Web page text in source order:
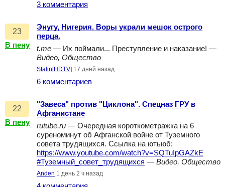
3 комментария
23
В пену
Энугу, Нигерия. Воры украли мешок острого
перца.
t.me — Их поймали... Преступление и наказание! —
Видео, Общество
Stalin[HDTV] 17 дней назад
6 комментариев
22
В пену
"Завеса" против "Циклона". Спецназ ГРУ в
Афганистане
rutube.ru — Очередная короткометражка на 6
суреноминут об Афганской войне от Туземного
совета трудящихся. Ссылка на ютьюб:
https://www.youtube.com/watch?v=SQTuIpGAZkE
#Туземный_совет_трудящихся — Видео, Общество
Anden 1 день 2 ч назад